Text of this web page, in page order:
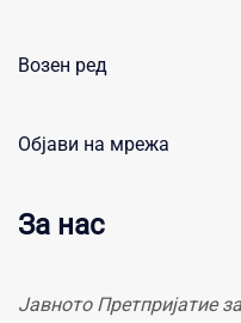
Возен ред
Објави на мрежа
За нас
Јавното Претпријатие